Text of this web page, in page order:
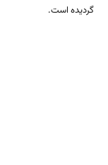
گردیده است.